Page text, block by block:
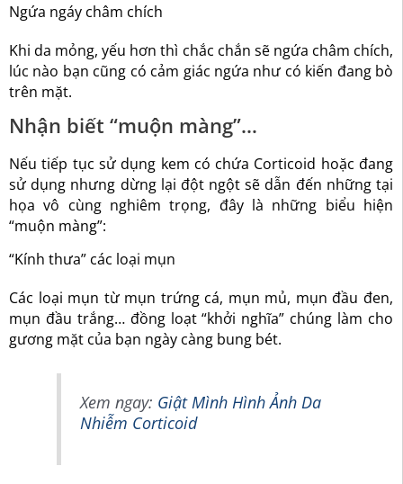
Ngứa ngáy châm chích
Khi da mỏng, yếu hơn thì chắc chắn sẽ ngứa châm chích,
lúc nào bạn cũng có cảm giác ngứa như có kiến đang bò
trên mặt.
Nhận biết “muộn màng”…
Nếu tiếp tục sử dụng kem có chứa Corticoid hoặc đang
sử dụng nhưng dừng lại đột ngột sẽ dẫn đến những tại
họa vô cùng nghiêm trọng, đây là những biểu hiện
“muộn màng”:
“Kính thưa” các loại mụn
Các loại mụn từ mụn trứng cá, mụn mủ, mụn đầu đen,
mụn đầu trắng… đồng loạt “khởi nghĩa” chúng làm cho
gương mặt của bạn ngày càng bung bét.
Xem ngay: Giật Mình Hình Ảnh Da
Nhiễm Corticoid